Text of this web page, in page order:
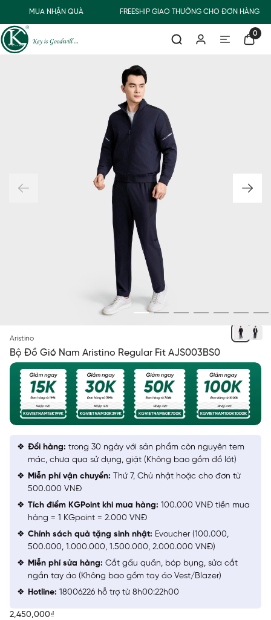
MUA NHẬN QUÀ FREESHIP GIAO THƯỜNG CHO ĐƠN HÀNG
0
Aristino
Bộ Đồ Gió Nam Aristino Regular Fit AJS003BS0
2,450,000₫
Đổi hàng: trong 30 ngày với sản phẩm còn nguyên tem
mác, chưa qua sử dụng, giặt (Không bao gồm đồ lót)
Miễn phí vận chuyển: Thứ 7, Chủ nhật hoặc cho đơn từ
500.000 VNĐ
Tích điểm KGPoint khi mua hàng: 100.000 VNĐ tiền mua
hàng = 1 KGpoint = 2.000 VNĐ
Chính sách quà tặng sinh nhật: Evoucher (100.000,
500.000, 1.000.000, 1.500.000, 2.000.000 VNĐ)
Miễn phí sửa hàng: Cắt gấu quần, bóp bụng, sửa cắt
ngắn tay áo (Không bao gồm tay áo Vest/Blazer)
Hotline: 18006226 hỗ trợ từ 8h00:22h00